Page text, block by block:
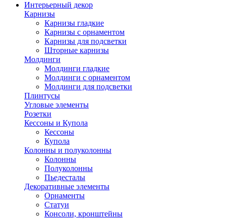
Интерьерный декор
Карнизы
Карнизы гладкие
Карнизы с орнаментом
Карнизы для подсветки
Шторные карнизы
Молдинги
Молдинги гладкие
Молдинги с орнаментом
Молдинги для подсветки
Плинтусы
Угловые элементы
Розетки
Кессоны и Купола
Кессоны
Купола
Колонны и полуколонны
Колонны
Полуколонны
Пьедесталы
Декоративные элементы
Орнаменты
Статуи
Консоли, кронштейны